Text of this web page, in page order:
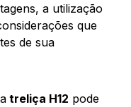
a utilização
que
de sua
treliça H12 pode